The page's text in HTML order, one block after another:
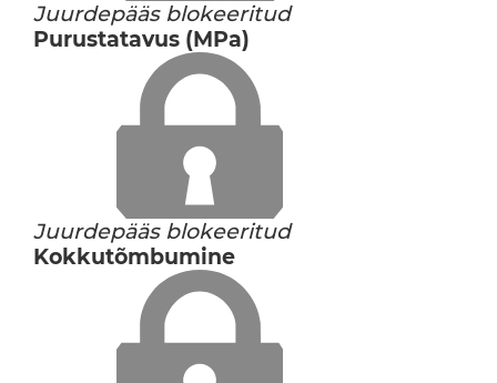
Juurdepääs blokeeritud
Purustatavus (MPa)
Juurdepääs blokeeritud
Kokkutõmbumine